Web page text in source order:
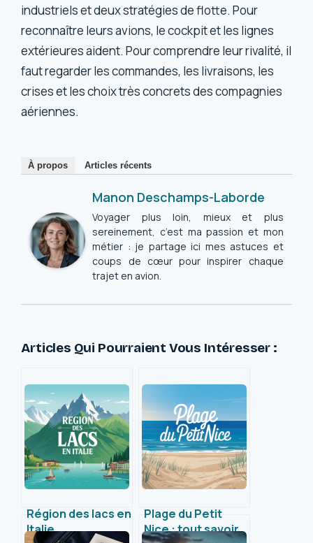
industriels et deux stratégies de flotte. Pour
reconnaître leurs avions, le cockpit et les lignes
extérieures aident. Pour comprendre leur rivalité, il
faut regarder les commandes, les livraisons, les
crises et les choix très concrets des compagnies
aériennes.
À propos Articles récents
Manon Deschamps-Laborde
Voyager plus loin, mieux et plus
sereinement, c’est ma passion et mon
métier : je partage ici mes astuces et
coups de cœur pour inspirer chaque
trajet en avion.
Articles Qui Pourraient Vous Intéresser :
Région des lacs en
Italie
Plage du Petit
Nice : tout savoir